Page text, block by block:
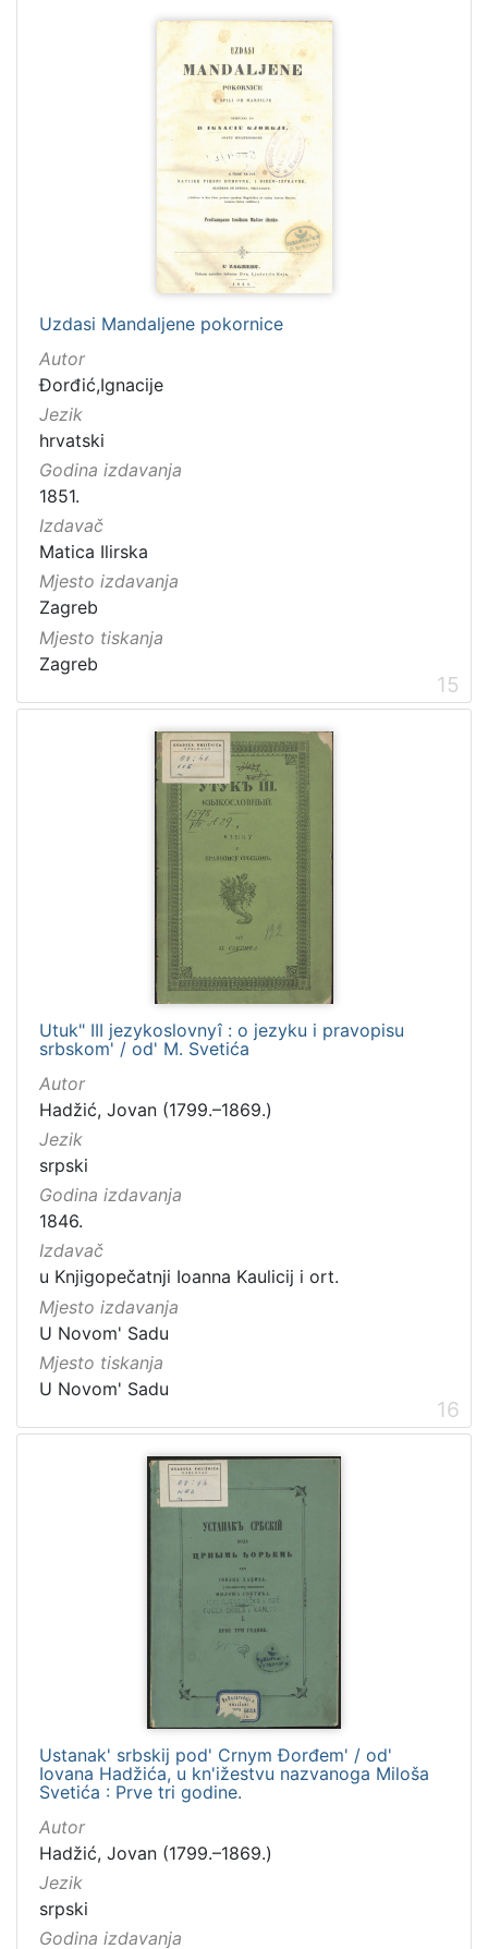
Uzdasi Mandaljene pokornice
Autor
Đorđić,Ignacije
Jezik
hrvatski
Godina izdavanja
1851.
Izdavač
Matica Ilirska
Mjesto izdavanja
Zagreb
Mjesto tiskanja
Zagreb
15
Utuk" III jezykoslovnyî : o jezyku i pravopisu
srbskom' / od' M. Svetića
Autor
Hadžić, Jovan (1799.–1869.)
Jezik
srpski
Godina izdavanja
1846.
Izdavač
u Knjigopečatnji Ioanna Kaulicij i ort.
Mjesto izdavanja
U Novom' Sadu
Mjesto tiskanja
U Novom' Sadu
16
Ustanak' srbskij pod' Crnym Đorđem' / od'
Iovana Hadžića, u kn'ižestvu nazvanoga Miloša
Svetića : Prve tri godine.
Autor
Hadžić, Jovan (1799.–1869.)
Jezik
srpski
Godina izdavanja